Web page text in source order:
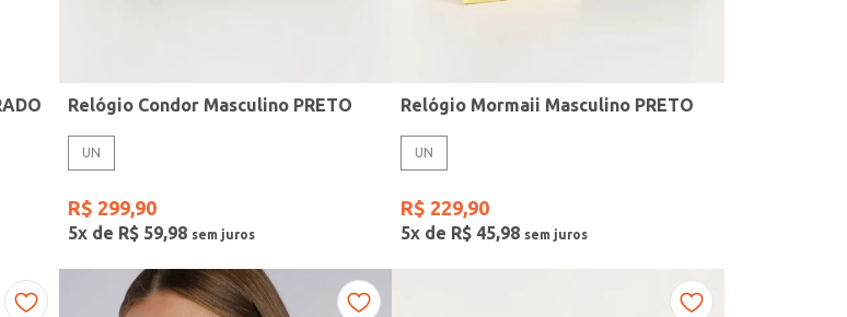
Relógio Condor Masculino PRETO
UN
R$ 299,90
5x de R$ 59,98
Relógio Mormaii Masculino PRETO
UN
R$ 229,90
5x de R$ 45,98